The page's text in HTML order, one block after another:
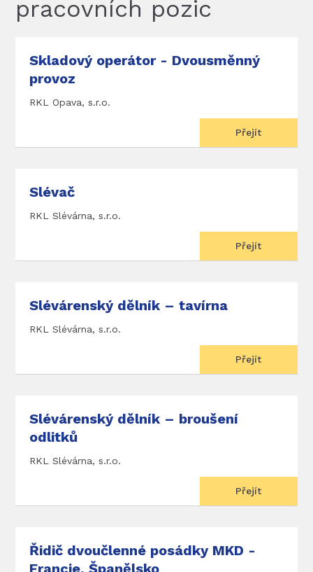
pracovních pozic
Skladový operátor - Dvousměnný
provoz
RKL Opava, s.r.o.
Přejít
Slévač
RKL Slévárna, s.r.o.
Přejít
Slévárenský dělník – tavírna
RKL Slévárna, s.r.o.
Přejít
Slévárenský dělník – broušení
odlitků
RKL Slévárna, s.r.o.
Přejít
Řidič dvoučlenné posádky MKD -
Francie, Španělsko